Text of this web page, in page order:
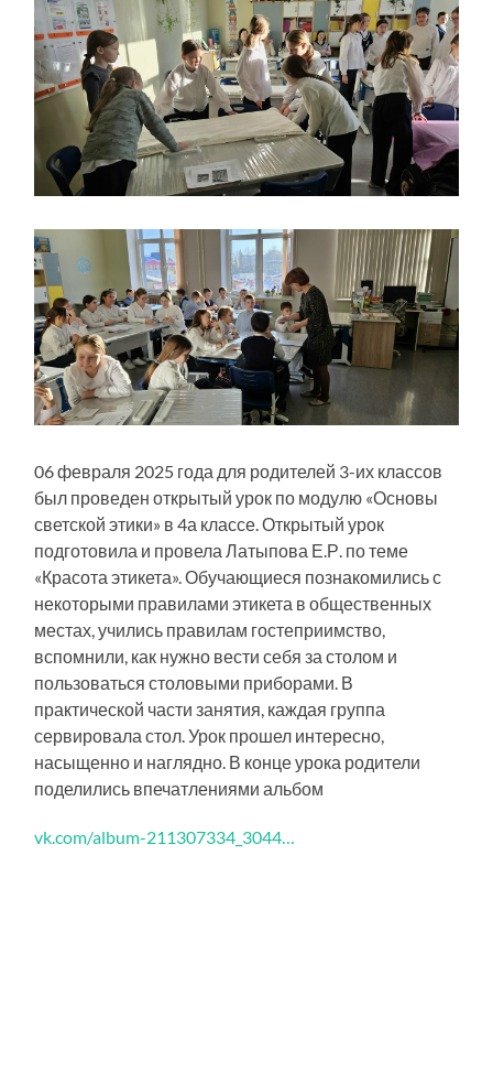
06 февраля 2025 года для родителей 3-их классов
был проведен открытый урок по модулю «Основы
светской этики» в 4а классе. Открытый урок
подготовила и провела Латыпова Е.Р. по теме
«Красота этикета». Обучающиеся познакомились с
некоторыми правилами этикета в общественных
местах, учились правилам гостеприимство,
вспомнили, как нужно вести себя за столом и
пользоваться столовыми приборами. В
практической части занятия, каждая группа
сервировала стол. Урок прошел интересно,
насыщенно и наглядно. В конце урока родители
поделились впечатлениями альбом
vk.com/album-211307334_3044…